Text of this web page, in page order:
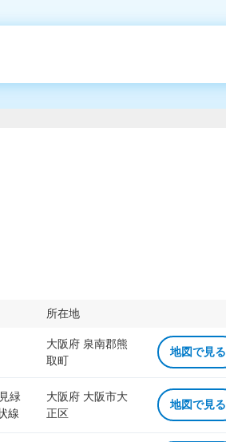
所在地
大阪府 泉南郡熊
取町
地図で見る
緑
線
大阪府 大阪市大
正区
地図で見る